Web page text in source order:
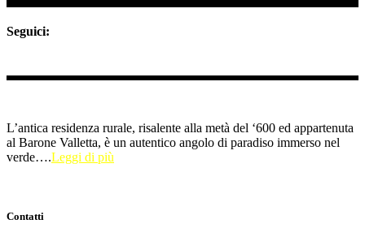
Seguici:
L’antica residenza rurale, risalente alla metà del ‘600 ed appartenuta
al Barone Valletta, è un autentico angolo di paradiso immerso nel
verde….Leggi di più
Contatti